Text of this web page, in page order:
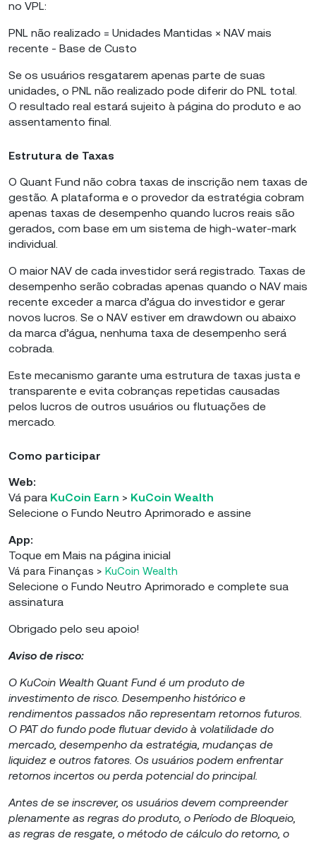
no VPL:
PNL não realizado = Unidades Mantidas × NAV mais
recente - Base de Custo
Se os usuários resgatarem apenas parte de suas
unidades, o PNL não realizado pode diferir do PNL total.
O resultado real estará sujeito à página do produto e ao
assentamento final.
Estrutura de Taxas
O Quant Fund não cobra taxas de inscrição nem taxas de
gestão. A plataforma e o provedor da estratégia cobram
apenas taxas de desempenho quando lucros reais são
gerados, com base em um sistema de high-water-mark
individual.
O maior NAV de cada investidor será registrado. Taxas de
desempenho serão cobradas apenas quando o NAV mais
recente exceder a marca d’água do investidor e gerar
novos lucros. Se o NAV estiver em drawdown ou abaixo
da marca d’água, nenhuma taxa de desempenho será
cobrada.
Este mecanismo garante uma estrutura de taxas justa e
transparente e evita cobranças repetidas causadas
pelos lucros de outros usuários ou flutuações de
mercado.
Como participar
Web:
Vá para KuCoin Earn > KuCoin Wealth
Selecione o Fundo Neutro Aprimorado e assine
App:
Toque em Mais na página inicial
Vá para Finanças > KuCoin Wealth
Selecione o Fundo Neutro Aprimorado e complete sua
assinatura
Obrigado pelo seu apoio!
Aviso de risco:
O KuCoin Wealth Quant Fund é um produto de
investimento de risco. Desempenho histórico e
rendimentos passados não representam retornos futuros.
O PAT do fundo pode flutuar devido à volatilidade do
mercado, desempenho da estratégia, mudanças de
liquidez e outros fatores. Os usuários podem enfrentar
retornos incertos ou perda potencial do principal.
Antes de se inscrever, os usuários devem compreender
plenamente as regras do produto, o Período de Bloqueio,
as regras de resgate, o método de cálculo do retorno, o